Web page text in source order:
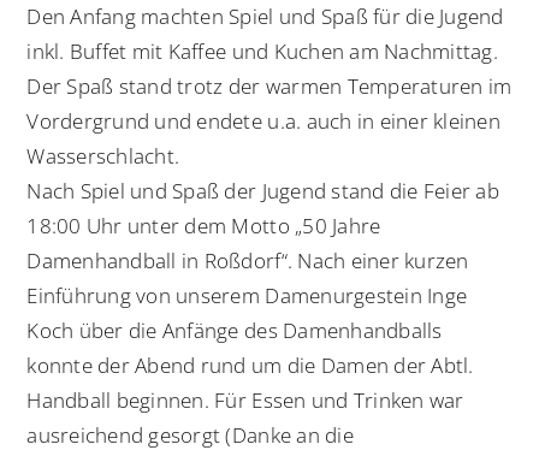
Den Anfang machten Spiel und Spaß für die Jugend
inkl. Buffet mit Kaffee und Kuchen am Nachmittag.
Der Spaß stand trotz der warmen Temperaturen im
Vordergrund und endete u.a. auch in einer kleinen
Wasserschlacht.
Nach Spiel und Spaß der Jugend stand die Feier ab
18:00 Uhr unter dem Motto „50 Jahre
Damenhandball in Roßdorf“. Nach einer kurzen
Einführung von unserem Damenurgestein Inge
Koch über die Anfänge des Damenhandballs
konnte der Abend rund um die Damen der Abtl.
Handball beginnen. Für Essen und Trinken war
ausreichend gesorgt (Danke an die